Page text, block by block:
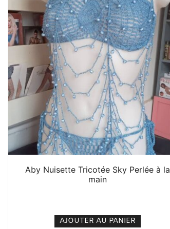
Aby Nuisette Tricotée Sky Perlée à la
main
AJOUTER AU PANIER